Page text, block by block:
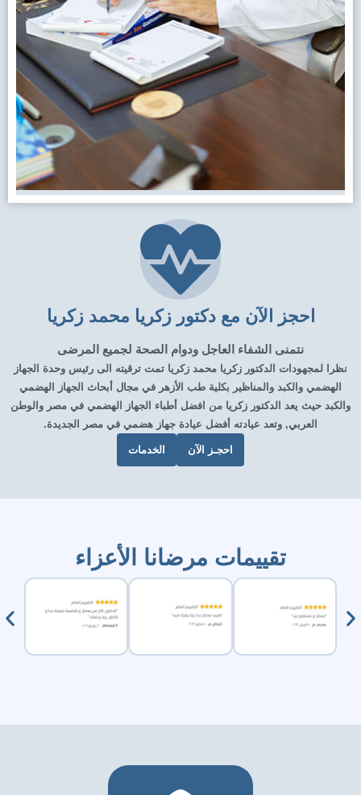
احجز الآن مع دكتور زكريا محمد زكريا
نتمنى الشفاء العاجل ودوام الصحة لجميع المرضى
نظرا لمجهودات الدكتور زكريا محمد زكريا تمت ترقيته الى رئيس وحدة الجهاز
الهضمي والكبد والمناظير بكلية طب الأزهر في مجال أبحاث الجهاز الهضمي
والكبد حيث يعد الدكتور زكريا من افضل أطباء الجهاز الهضمي في مصر والوطن
العربي, وتعد عيادته أفضل عيادة جهاز هضمي في مصر الجديدة.
احجـز الآن الخدمات
تقييمات مرضانا الأعزاء